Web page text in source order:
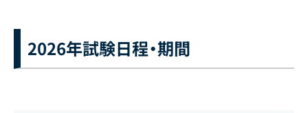
2026年試験日程・期間